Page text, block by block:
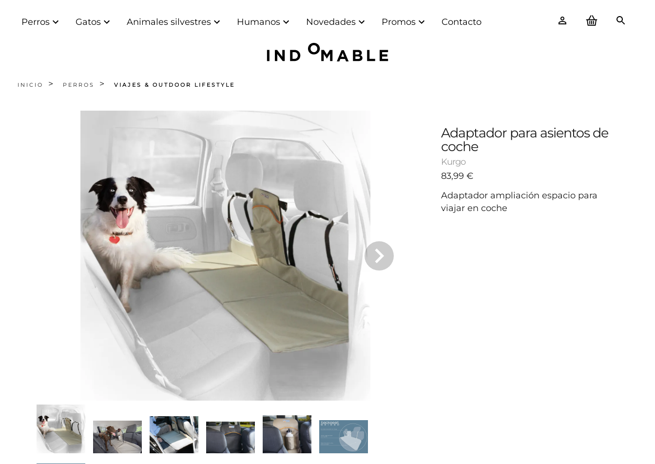
Perros Gatos Animales silvestres Humanos Novedades Promos Contacto
INICIO PERROS VIAJES & OUTDOOR LIFESTYLE
Adaptador para asientos de
coche
Kurgo
83,99 €
Adaptador ampliación espacio para
viajar en coche